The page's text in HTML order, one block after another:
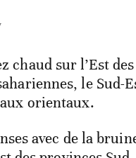
chaud sur l’Est des
le Sud-
orientaux.
avec de la